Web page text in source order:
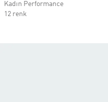
Kadın Performance
12 renk